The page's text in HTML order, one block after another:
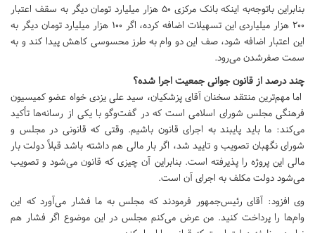
بنابراین باتوجه‌به اینکه بانک مرکزی ۵۰ هزار میلیارد تومان دیگر به سقف اعتبار
۲۰۰ هزار میلیاردی این تسهیلات اضافه کرده، اگر ۱۰۰ هزار میلیارد تومان دیگر به
این اعتبار اضافه شود، صف این دو وام به طرز محسوسی کاهش پیدا کند و به
سمت صفرشدن می‌رود.
چند درصد از قانون جوانی جمعیت اجرا شده؟
اما مهم‌ترین منتقد سخنان آقای پزشکیان، سید علی یزدی خواه عضو کمیسیون
فرهنگی مجلس شورای اسلامی است که در گفت‌وگو با یکی از رسانه‌ها تأکید
می‌کند: ما باید پایبند به اجرای قانون باشیم. وقتی که قانونی در مجلس و
شورای نگهبان تصویب و تایید شد، اگر بار مالی هم داشته باشد قبلاً دولت بار
مالی این پروژه را پذیرفته است. بنابراین آن چیزی که قانون می‌شود و تصویب
می‌شود دولت مکلف به اجرای آن است.
وی افزود: آقای رئیس‌جمهور فرمودند که مجلس به ما فشار می‌آورد که این
وام‌ها را پرداخت کنید. من عرض می‌کنم مجلس در این موضوع اگر فشار هم